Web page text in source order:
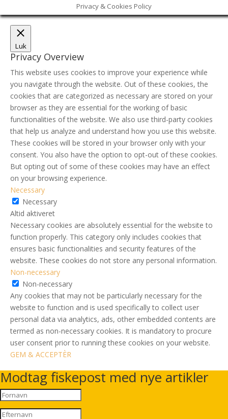
Privacy & Cookies Policy
Luk
Privacy Overview
This website uses cookies to improve your experience while
you navigate through the website. Out of these cookies, the
cookies that are categorized as necessary are stored on your
browser as they are essential for the working of basic
functionalities of the website. We also use third-party cookies
that help us analyze and understand how you use this website.
These cookies will be stored in your browser only with your
consent. You also have the option to opt-out of these cookies.
But opting out of some of these cookies may have an effect
on your browsing experience.
Necessary
Necessary
Altid aktiveret
Necessary cookies are absolutely essential for the website to
function properly. This category only includes cookies that
ensures basic functionalities and security features of the
website. These cookies do not store any personal information.
Non-necessary
Non-necessary
Any cookies that may not be particularly necessary for the
website to function and is used specifically to collect user
personal data via analytics, ads, other embedded contents are
termed as non-necessary cookies. It is mandatory to procure
user consent prior to running these cookies on your website.
GEM & ACCEPTÈR
Modtag fiskepost med nye artikler